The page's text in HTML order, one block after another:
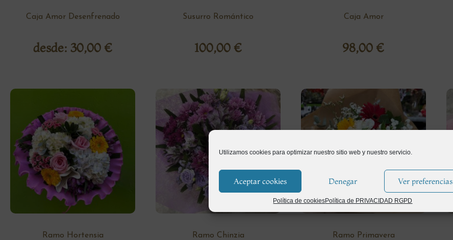
Utilizamos cookies para optimizar nuestro sitio web y nuestro servicio.
Aceptar cookies Denegar Ver preferencias
Política de cookiesPolítica de PRIVACIDAD RGPD
Caja Amor Desenfrenado
desde: 30,00 €
Susurro Romántico
100,00 €
Caja Amor
98,00 €
Ramo Hortensia Ramo Chinzia Ramo Primavera